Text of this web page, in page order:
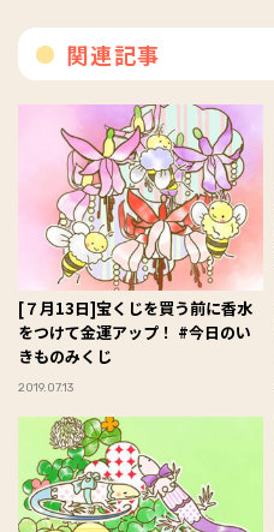
関連記事
[７月13日]宝くじを買う前に香水
をつけて金運アップ！ #今日のい
きものみくじ
2019.07.13